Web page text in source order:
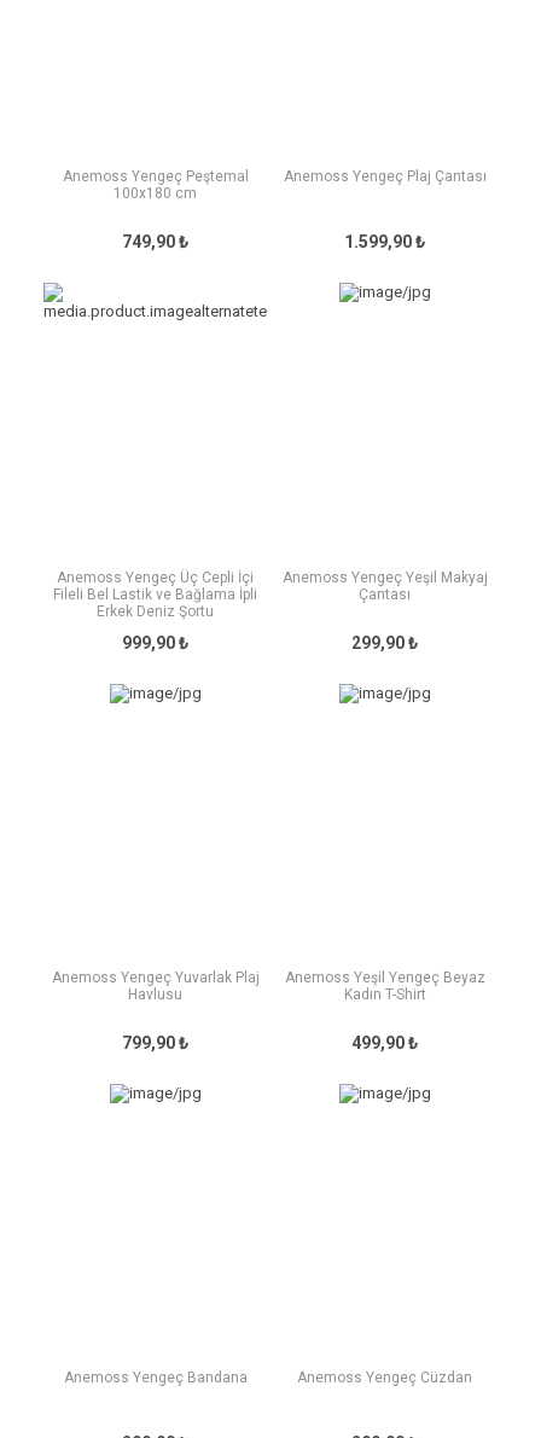
Anemoss Yengeç Peştemal
100x180 cm
749,90 ₺
Anemoss Yengeç Plaj Çantası
1.599,90 ₺
Anemoss Yengeç Üç Cepli İçi
Fileli Bel Lastik ve Bağlama İpli
Erkek Deniz Şortu
999,90 ₺
Anemoss Yengeç Yeşil Makyaj
Çantası
299,90 ₺
Anemoss Yengeç Yuvarlak Plaj
Havlusu
799,90 ₺
Anemoss Yeşil Yengeç Beyaz
Kadın T-Shirt
499,90 ₺
Anemoss Yengeç Bandana Anemoss Yengeç Cüzdan